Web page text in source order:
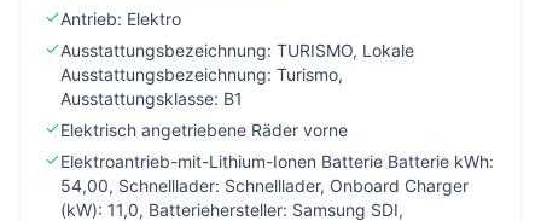
Antrieb: Elektro
Ausstattungsbezeichnung: TURISMO, Lokale
Ausstattungsbezeichnung: Turismo,
Ausstattungsklasse: B1
Elektrisch angetriebene Räder vorne
Elektroantrieb-mit-Lithium-Ionen Batterie Batterie kWh:
54,00, Schnelllader: Schnelllader, Onboard Charger
(kW): 11,0, Batteriehersteller: Samsung SDI,